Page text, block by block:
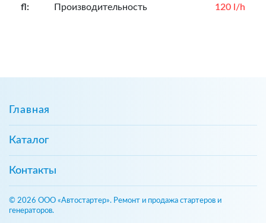
fl: Производительность 120 l/h
Главная
Каталог
Контакты
© 2026 ООО «Автостартер». Ремонт и продажа стартеров и
генераторов.